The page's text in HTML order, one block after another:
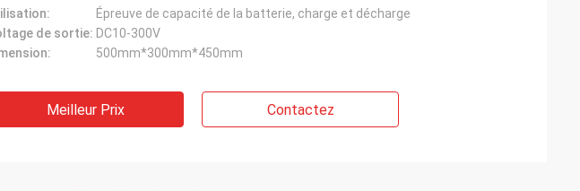
Épreuve de capacité de la batterie, charge et décharge
de sortie: DC10-300V
500mm*300mm*450mm
Meilleur Prix Contactez